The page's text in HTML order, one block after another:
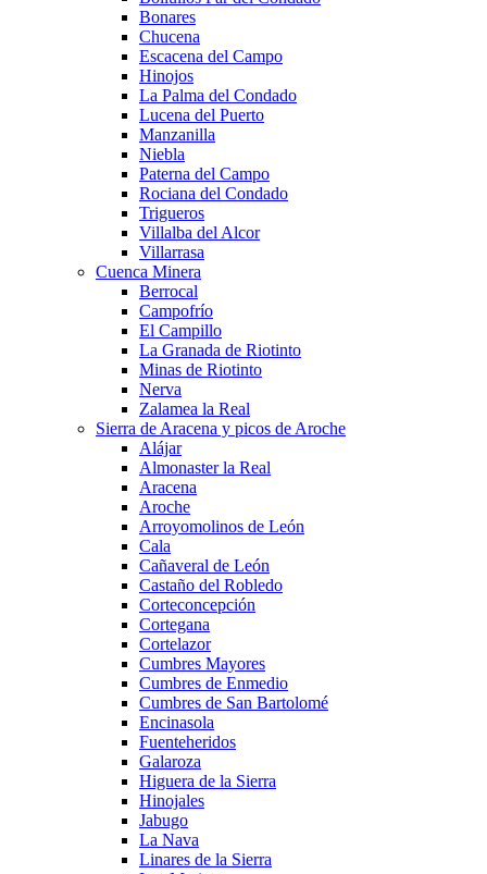
Bonares
Chucena
Escacena del Campo
Hinojos
La Palma del Condado
Lucena del Puerto
Manzanilla
Niebla
Paterna del Campo
Rociana del Condado
Trigueros
Villalba del Alcor
Villarrasa
Cuenca Minera
Berrocal
Campofrío
El Campillo
La Granada de Riotinto
Minas de Riotinto
Nerva
Zalamea la Real
Sierra de Aracena y picos de Aroche
Alájar
Almonaster la Real
Aracena
Aroche
Arroyomolinos de León
Cala
Cañaveral de León
Castaño del Robledo
Corteconcepción
Cortegana
Cortelazor
Cumbres Mayores
Cumbres de Enmedio
Cumbres de San Bartolomé
Encinasola
Fuenteheridos
Galaroza
Higuera de la Sierra
Hinojales
Jabugo
La Nava
Linares de la Sierra